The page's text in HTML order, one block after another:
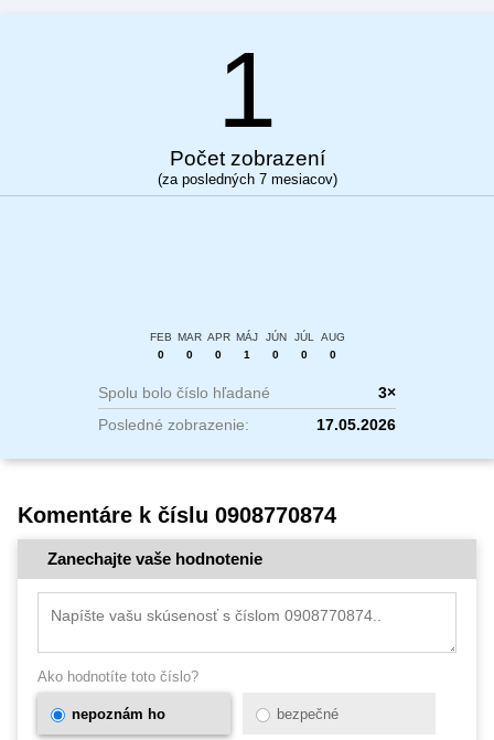
1
Počet zobrazení
(za posledných 7 mesiacov)
FEB
0
MAR
0
APR
0
MÁJ
1
JÚN
0
JÚL
0
AUG
0
Spolu bolo číslo hľadané
3×
Posledné zobrazenie:
17.05.2026
Komentáre k číslu 0908770874
Zanechajte vaše hodnotenie
Ako hodnotíte toto číslo?
nepoznám ho bezpečné